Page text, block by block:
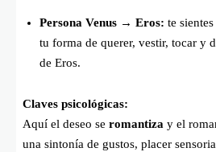
Persona Venus → Eros: te
tu forma de querer, vestir, tocar y
de Eros.
Claves psicológicas:
Aquí el deseo se romantiza y el
una sintonía de gustos, placer